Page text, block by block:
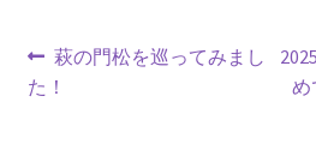
投
稿
前
の
萩の門松を巡ってみまし
た！
次
の
め